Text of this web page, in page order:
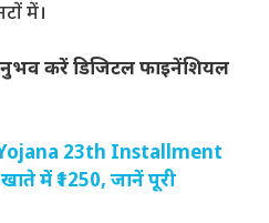
में।
करें डिजिटल फाइनेंशियल
23th Installment
में ₹1250, जानें पूरी